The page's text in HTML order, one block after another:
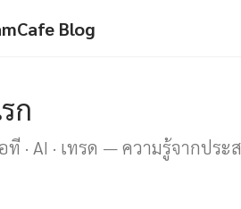
Blog
ก
อที · AI · เทรด — ความรู้จากป